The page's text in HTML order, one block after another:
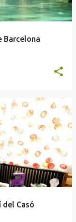
Barcelona
del Casó